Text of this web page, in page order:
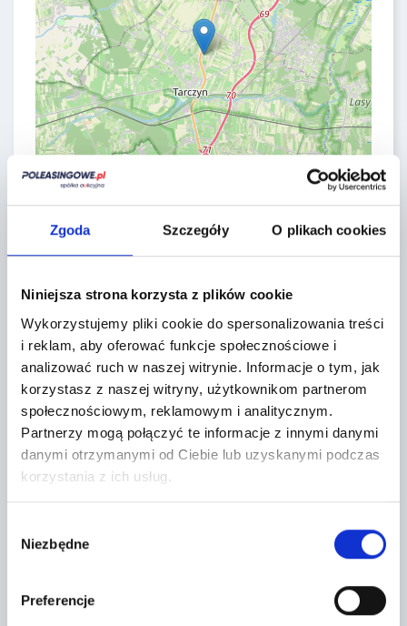
Zgoda Szczegóły O plikach cookies
Niniejsza strona korzysta z plików cookie
Wykorzystujemy pliki cookie do spersonalizowania treści
i reklam, aby oferować funkcje społecznościowe i
analizować ruch w naszej witrynie. Informacje o tym, jak
korzystasz z naszej witryny, użytkownikom partnerom
społecznościowym, reklamowym i analitycznym.
Partnerzy mogą połączyć te informacje z innymi danymi
danymi otrzymanymi od Ciebie lub uzyskanymi podczas
korzystania z ich usług.
zgody
Niezbędne
Preferencje